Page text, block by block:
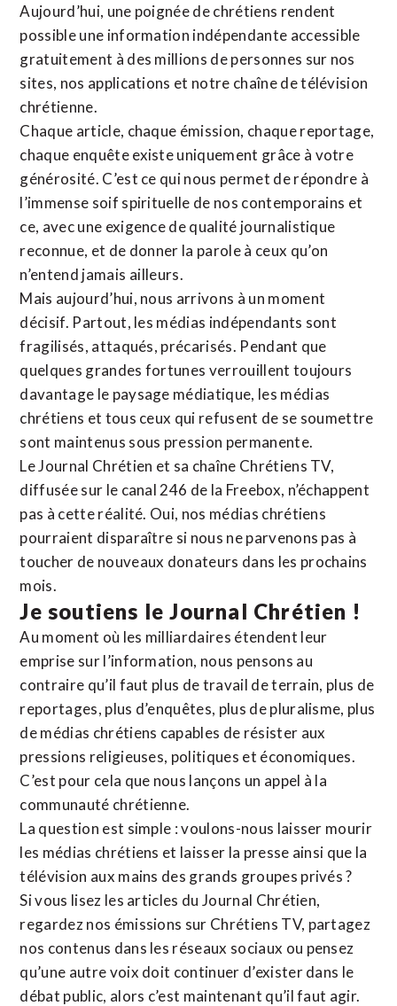
Aujourd’hui, une poignée de chrétiens rendent
possible une information indépendante accessible
gratuitement à des millions de personnes sur nos
sites, nos applications et notre chaîne de télévision
chrétienne.
Chaque article, chaque émission, chaque reportage,
chaque enquête existe uniquement grâce à votre
générosité. C’est ce qui nous permet de répondre à
l’immense soif spirituelle de nos contemporains et
ce, avec une exigence de qualité journalistique
reconnue, et de donner la parole à ceux qu’on
n’entend jamais ailleurs.
Mais aujourd’hui, nous arrivons à un moment
décisif. Partout, les médias indépendants sont
fragilisés, attaqués, précarisés. Pendant que
quelques grandes fortunes verrouillent toujours
davantage le paysage médiatique, les médias
chrétiens et tous ceux qui refusent de se soumettre
sont maintenus sous pression permanente.
Le Journal Chrétien et sa chaîne Chrétiens TV,
diffusée sur le canal 246 de la Freebox, n’échappent
pas à cette réalité. Oui, nos médias chrétiens
pourraient disparaître si nous ne parvenons pas à
toucher de nouveaux donateurs dans les prochains
mois.
Je soutiens le Journal Chrétien !
Au moment où les milliardaires étendent leur
emprise sur l’information, nous pensons au
contraire qu’il faut plus de travail de terrain, plus de
reportages, plus d’enquêtes, plus de pluralisme, plus
de médias chrétiens capables de résister aux
pressions religieuses, politiques et économiques.
C’est pour cela que nous lançons un appel à la
communauté chrétienne.
La question est simple : voulons-nous laisser mourir
les médias chrétiens et laisser la presse ainsi que la
télévision aux mains des grands groupes privés ?
Si vous lisez les articles du Journal Chrétien,
regardez nos émissions sur Chrétiens TV, partagez
nos contenus dans les réseaux sociaux ou pensez
qu’une autre voix doit continuer d’exister dans le
débat public, alors c’est maintenant qu’il faut agir.